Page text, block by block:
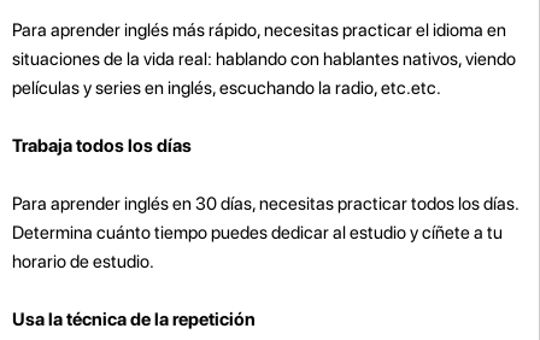
Para aprender inglés más rápido, necesitas practicar el idioma en
situaciones de la vida real: hablando con hablantes nativos, viendo
películas y series en inglés, escuchando la radio, etc.etc.
Trabaja todos los días
Para aprender inglés en 30 días, necesitas practicar todos los días.
Determina cuánto tiempo puedes dedicar al estudio y cíñete a tu
horario de estudio.
Usa la técnica de la repetición